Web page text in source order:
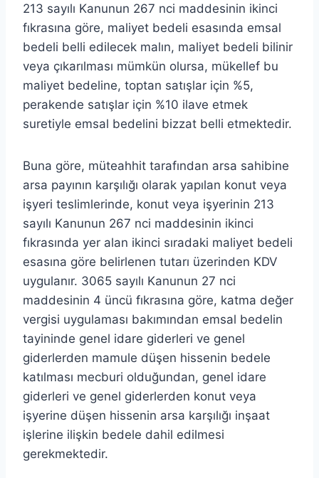
213 sayılı Kanunun 267 nci maddesinin ikinci
fıkrasına göre, maliyet bedeli esasında emsal
bedeli belli edilecek malın, maliyet bedeli bilinir
veya çıkarılması mümkün olursa, mükellef bu
maliyet bedeline, toptan satışlar için %5,
perakende satışlar için %10 ilave etmek
suretiyle emsal bedelini bizzat belli etmektedir.
Buna göre, müteahhit tarafından arsa sahibine
arsa payının karşılığı olarak yapılan konut veya
işyeri teslimlerinde, konut veya işyerinin 213
sayılı Kanunun 267 nci maddesinin ikinci
fıkrasında yer alan ikinci sıradaki maliyet bedeli
esasına göre belirlenen tutarı üzerinden KDV
uygulanır. 3065 sayılı Kanunun 27 nci
maddesinin 4 üncü fıkrasına göre, katma değer
vergisi uygulaması bakımından emsal bedelin
tayininde genel idare giderleri ve genel
giderlerden mamule düşen hissenin bedele
katılması mecburi olduğundan, genel idare
giderleri ve genel giderlerden konut veya
işyerine düşen hissenin arsa karşılığı inşaat
işlerine ilişkin bedele dahil edilmesi
gerekmektedir.